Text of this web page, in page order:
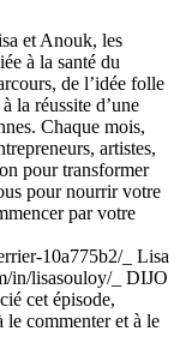
et Anouk, les
à la santé du
de l’idée folle
la réussite d’une
Chaque mois,
artistes,
pour transformer
pour nourrir votre
par votre
10a775b2/_ Lisa
in/lisasouloy/_ DIJO
cet épisode,
le commenter et à le